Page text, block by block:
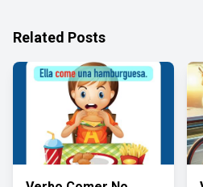
Related Posts